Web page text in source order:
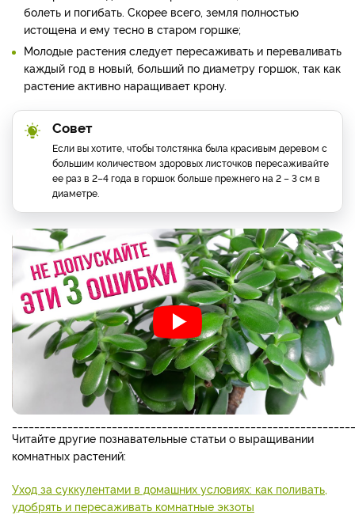
болеть и погибать. Скорее всего, земля полностью
истощена и ему тесно в старом горшке;
Молодые растения следует пересаживать и переваливать
каждый год в новый, больший по диаметру горшок, так как
растение активно наращивает крону.
Совет
Если вы хотите, чтобы толстянка была красивым деревом с
большим количеством здоровых листочков пересаживайте
ее раз в 2–4 года в горшок больше прежнего на 2 – 3 см в
диаметре.
Читайте другие познавательные статьи о выращивании
комнатных растений:
Уход за суккулентами в домашних условиях: как поливать,
удобрять и пересаживать комнатные экзоты